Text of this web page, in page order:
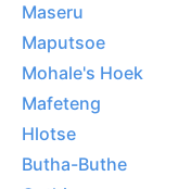
Maseru
Maputsoe
Mohale's Hoek
Mafeteng
Hlotse
Butha-Buthe